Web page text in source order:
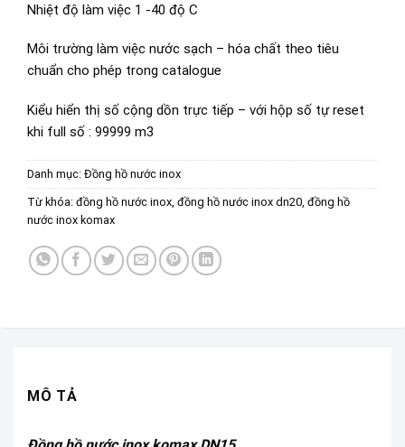
Nhiệt độ làm việc 1 -40 độ C
Môi trường làm việc nước sạch – hóa chất theo tiêu
chuẩn cho phép trong catalogue
Kiểu hiển thị số cộng dồn trực tiếp – với hộp số tự reset
khi full số : 99999 m3
Danh mục: Đồng hồ nước inox
Từ khóa: đồng hồ nước inox, đồng hồ nước inox dn20, đồng hồ
nước inox komax
MÔ TẢ